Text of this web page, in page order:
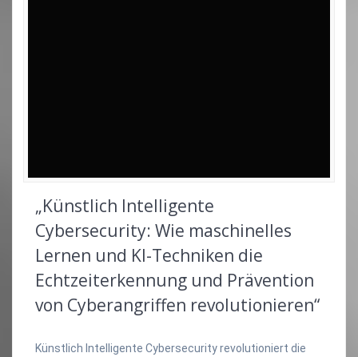
„Künstlich Intelligente
Cybersecurity: Wie maschinelles
Lernen und KI-Techniken die
Echtzeiterkennung und Prävention
von Cyberangriffen revolutionieren“
Künstlich Intelligente Cybersecurity revolutioniert die